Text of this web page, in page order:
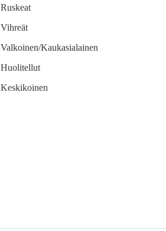
Ruskeat
Vihreät
Valkoinen/Kaukasialainen
Huolitellut
Keskikoinen